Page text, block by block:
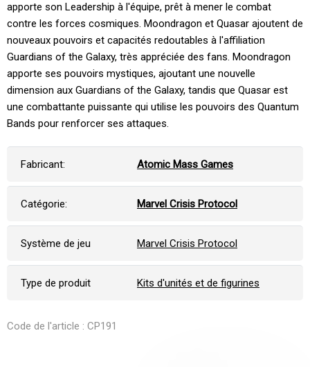
apporte son Leadership à l'équipe, prêt à mener le combat
contre les forces cosmiques. Moondragon et Quasar ajoutent de
nouveaux pouvoirs et capacités redoutables à l'affiliation
Guardians of the Galaxy, très appréciée des fans. Moondragon
apporte ses pouvoirs mystiques, ajoutant une nouvelle
dimension aux Guardians of the Galaxy, tandis que Quasar est
une combattante puissante qui utilise les pouvoirs des Quantum
Bands pour renforcer ses attaques.
Fabricant: Atomic Mass Games
Catégorie: Marvel Crisis Protocol
Système de jeu Marvel Crisis Protocol
Type de produit Kits d'unités et de figurines
Code de l'article : CP191